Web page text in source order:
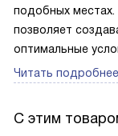
подобных
позволяет
оптимальные
Читать подробнее
С этим